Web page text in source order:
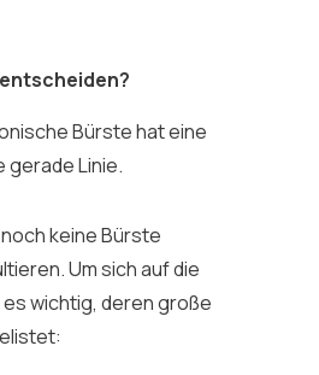
Bürste hat eine
gerade Linie.
keine Bürste
Um sich auf die
wichtig, deren große